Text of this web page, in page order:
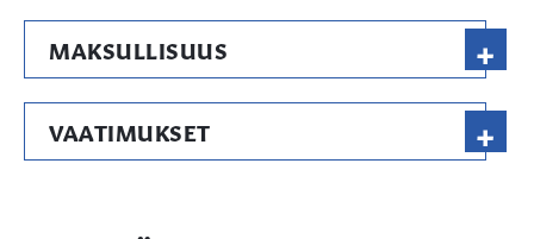
MAKSULLISUUS +
VAATIMUKSET +